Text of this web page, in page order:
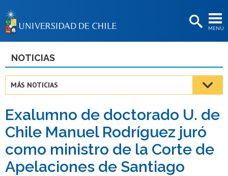
MENÚ
BIBLIOTECAS
Estudiantes
Académicas/os
Funcionarias/os
Egresadas/os
NOTICIAS
MÁS NOTICIAS
Exalumno de doctorado U. de
Chile Manuel Rodríguez juró
como ministro de la Corte de
Apelaciones de Santiago